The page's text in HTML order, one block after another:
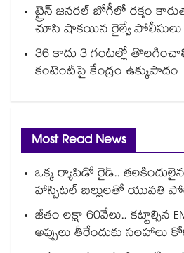
ట్రైన్ జనరల్ బోగీలో రక్తం
చూసి షాకయిన రైల్వే పోలీసులు
36 కాదు 3 గంటల్లో
కంటెంట్‎పై కేంద్రం ఉక్కుపాదం
Most Read News
ఒక్క ర్యాపిడో రైడ్..
హాస్పిటల్ బిల్లులతో యువతి
జీతం లక్షా 60వేలు.. కట్టాల్సిన
అప్పులు తీరేందుకు సలహాలు